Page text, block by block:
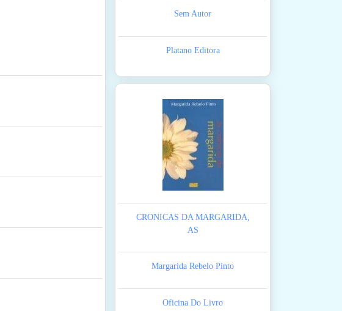
Sem Autor
Platano Editora
CRONICAS DA MARGARIDA,
AS
Margarida Rebelo Pinto
Oficina Do Livro